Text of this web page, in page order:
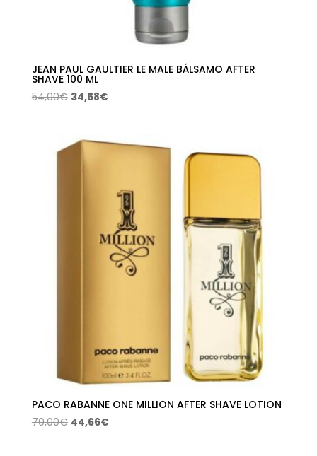
JEAN PAUL GAULTIER LE MALE BÁLSAMO AFTER
SHAVE 100 ML
54,00€ El
era:
54,00€.
34,58€El
es:
PACO RABANNE ONE MILLION AFTER SHAVE LOTION
70,00€ El
44,66€El